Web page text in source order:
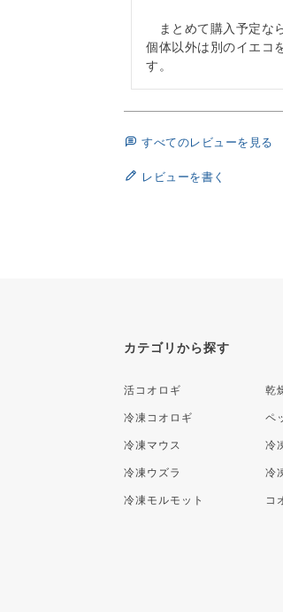
まとめて購入予定な
個体以外は別のイエコ
す。
すべてのレビューを見る
レビューを書く
カテゴリから探す
活コオロギ 乾
冷凍コオロギ ペ
冷凍マウス 冷
冷凍ウズラ 冷
冷凍モルモット コ